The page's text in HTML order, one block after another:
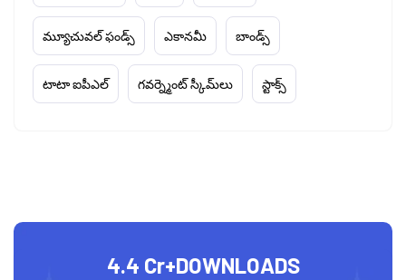
మ్యూచువల్ ఫండ్స్ ఎకానమీ బాండ్స్
టాటా ఐపీఎల్ గవర్న్మెంట్ స్కీమ్‌లు స్టాక్స్
4.4 Cr+DOWNLOADS